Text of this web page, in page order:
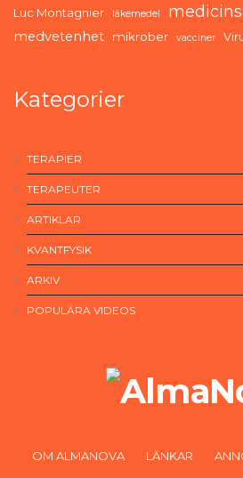
Luc Montagnier läkemedel
medvetenhet mikrober vacciner
Kategorier
TERAPIER
TERAPEUTER
ARTIKLAR
KVANTFYSIK
ARKIV
POPULÄRA VIDEOS
OM ALMANOVA LÄNKAR